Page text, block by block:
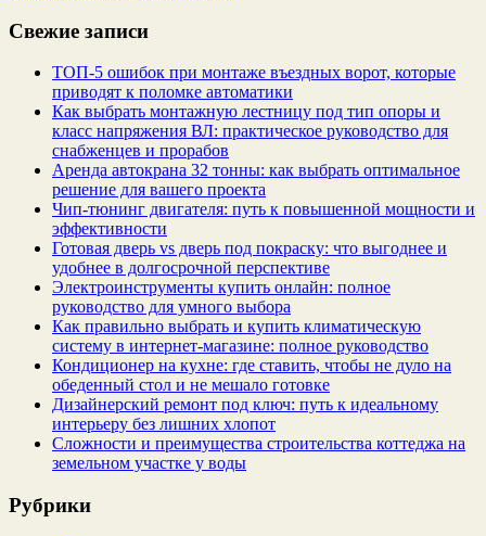
Свежие записи
ТОП-5 ошибок при монтаже въездных ворот, которые
приводят к поломке автоматики
Как выбрать монтажную лестницу под тип опоры и
класс напряжения ВЛ: практическое руководство для
снабженцев и прорабов
Аренда автокрана 32 тонны: как выбрать оптимальное
решение для вашего проекта
Чип‑тюнинг двигателя: путь к повышенной мощности и
эффективности
Готовая дверь vs дверь под покраску: что выгоднее и
удобнее в долгосрочной перспективе
Электроинструменты купить онлайн: полное
руководство для умного выбора
Как правильно выбрать и купить климатическую
систему в интернет‑магазине: полное руководство
Кондиционер на кухне: где ставить, чтобы не дуло на
обеденный стол и не мешало готовке
Дизайнерский ремонт под ключ: путь к идеальному
интерьеру без лишних хлопот
Сложности и преимущества строительства коттеджа на
земельном участке у воды
Рубрики